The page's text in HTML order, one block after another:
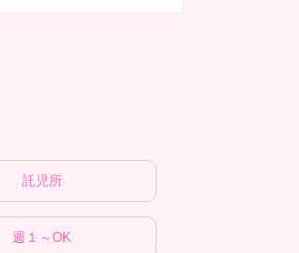
託児所
週１～OK